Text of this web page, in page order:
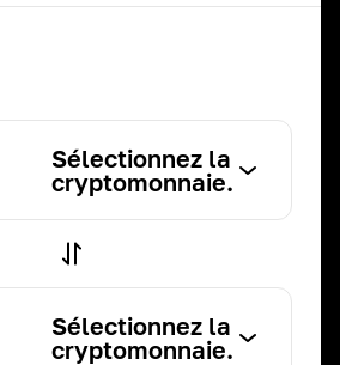
Sélectionnez la
cryptomonnaie.
Sélectionnez la
cryptomonnaie.